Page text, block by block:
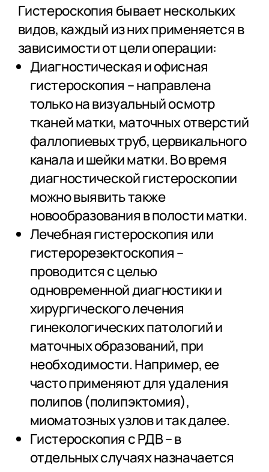
Гистероскопия бывает нескольких
видов, каждый из них применяется в
зависимости от цели операции:
Диагностическая и офисная
гистероскопия – направлена
только на визуальный осмотр
тканей матки, маточных отверстий
фаллопиевых труб, цервикального
канала и шейки матки. Во время
диагностической гистероскопии
можно выявить также
новообразования в полости матки.
Лечебная гистероскопия или
гистерорезектоскопия –
проводится с целью
одновременной диагностики и
хирургического лечения
гинекологических патологий и
маточных образований, при
необходимости. Например, ее
часто применяют для удаления
полипов (полипэктомия),
миоматозных узлов и так далее.
Гистероскопия с РДВ – в
отдельных случаях назначается